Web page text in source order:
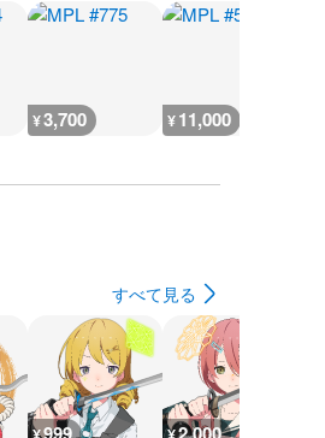
¥3,700 ¥11,000
すべて見る